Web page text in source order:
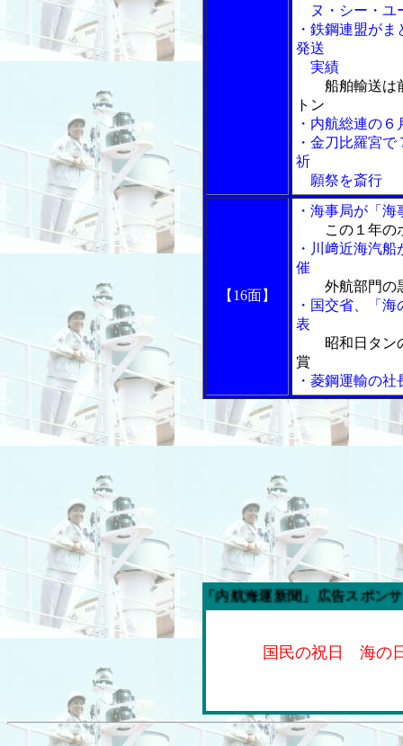
ヌ・シー・ユ
・鉄鋼連盟が
発送
実績
船舶輸送は
トン
・内航総連の
・金刀比羅宮
祈
願祭を斎行
【16面】
・海事局が「
この１年の
・川﨑近海汽
催
外航部門の
・国交省、「
表
昭和日タン
賞
・菱鋼運輸の
今週の「内航海運新聞」広告スポンサー企業
国民の祝日 海の